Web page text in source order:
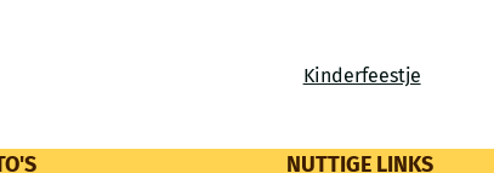
Kinderfeestje
NUTTIGE LINKS